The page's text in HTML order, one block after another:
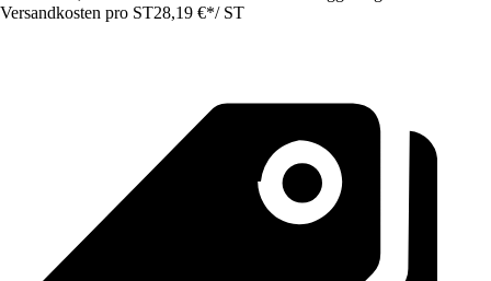
Versandkosten pro ST28,19 €*/ ST